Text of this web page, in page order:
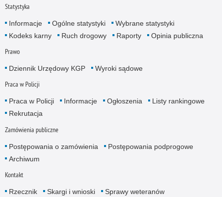
Statystyka
Informacje Ogólne statystyki
Wybrane statystyki
Kodeks karny
Ruch drogowy Raporty Opinia publiczna
Prawo
Dziennik Urzędowy KGP Wyroki sądowe
Praca w Policji
Praca w Policji Informacje Ogłoszenia
Listy rankingowe
Rekrutacja
Zamówienia publiczne
Postępowania o zamówienia
Postępowania podprogowe
Archiwum
Kontakt
Rzecznik Skargi i wnioski Sprawy weteranów